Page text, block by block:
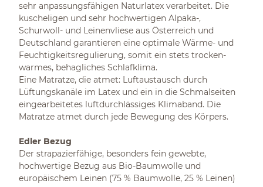
sehr anpassungsfähigen Naturlatex verarbeitet. Die
kuscheligen und sehr hochwertigen Alpaka-,
Schurwoll- und Leinenvliese aus Österreich und
Deutschland garantieren eine optimale Wärme- und
Feuchtigkeitsregulierung, somit ein stets trocken-
warmes, behagliches Schlafklima.
Eine Matratze, die atmet: Luftaustausch durch
Lüftungskanäle im Latex und ein in die Schmalseiten
eingearbeitetes luftdurchlässiges Klimaband. Die
Matratze atmet durch jede Bewegung des Körpers.
Edler Bezug
Der strapazierfähige, besonders fein gewebte,
hochwertige Bezug aus Bio-Baumwolle und
europäischem Leinen (75 % Baumwolle, 25 % Leinen)